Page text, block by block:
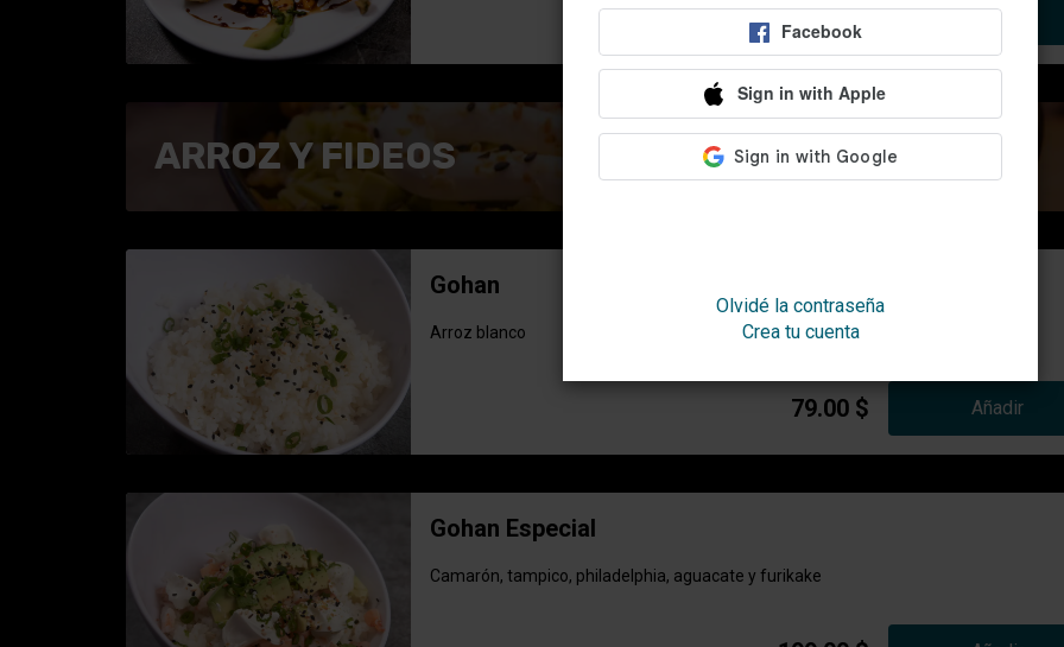
199.00 $ Añadir
ARROZ Y FIDEOS
Gohan
Arroz blanco
79.00 $ Añadir
Gohan Especial
Camarón, tampico, philadelphia, aguacate y furikake
Olvidé la contraseña
Crea tu cuenta